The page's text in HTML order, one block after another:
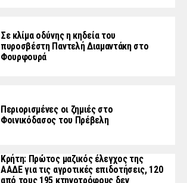
Σε κλίμα οδύνης η κηδεία του
πυροσβέστη Παντελή Διαμαντάκη στο
Φουρφουρά
Περιορισμένες οι ζημιές στο
Φοινικόδασος του Πρέβελη
Κρήτη: Πρώτος μαζικός έλεγχος της
ΑΑΔΕ για τις αγροτικές επιδοτήσεις, 120
από τους 195 κτηνοτρόφους δεν